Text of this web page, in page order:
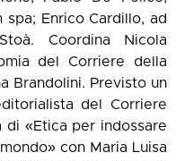
Enrico Cardillo, ad
Coordina Nicola
del Corriere della
Brandolini. Previsto un
del Corriere
di «Etica per indossare
con Maria Luisa